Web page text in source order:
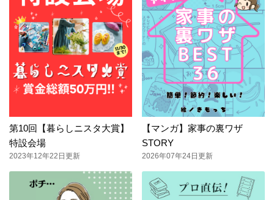
第10回【暮らしニスタ大賞】
特設会場
2023年12年22日更新
【マンガ】家事の裏ワザ
STORY
2026年07年24日更新